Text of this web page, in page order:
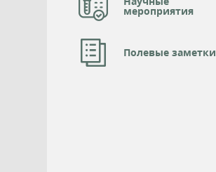
мероприятия
Полевые заметки